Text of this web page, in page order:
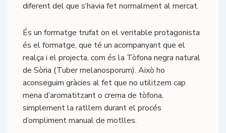
diferent del que s’havia fet normalment al mercat.
És un formatge trufat on el veritable protagonista
és el formatge, que té un acompanyant que el
realça i el projecta, com és la Tòfona negra natural
de Sòria (Tuber melanosporum). Això ho
aconseguim gràcies al fet que no utilitzem cap
mena d’aromatitzant o crema de tòfona,
simplement la ratllem durant el procés
d’ompliment manual de motlles.